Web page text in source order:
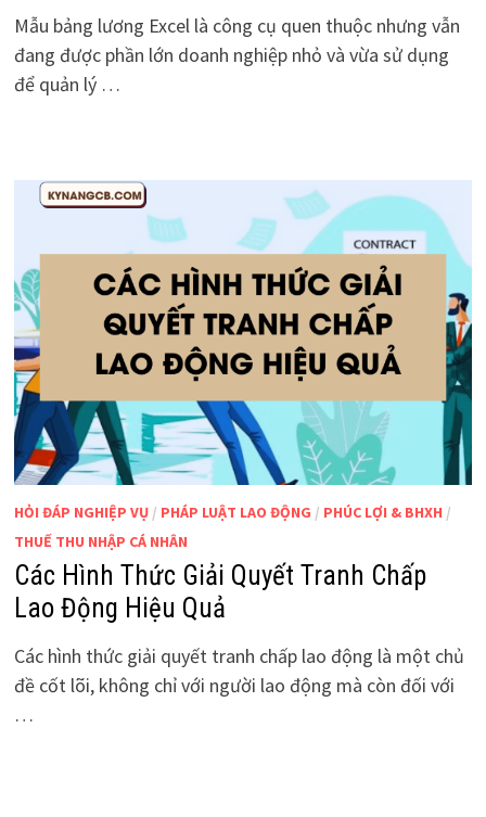
Mẫu bảng lương Excel là công cụ quen thuộc nhưng vẫn
đang được phần lớn doanh nghiệp nhỏ và vừa sử dụng
để quản lý …
HỎI ĐÁP NGHIỆP VỤ/ PHÁP LUẬT LAO ĐỘNG / PHÚC LỢI & BHXH /
THUẾ THU NHẬP CÁ NHÂN
Các Hình Thức Giải Quyết Tranh Chấp
Lao Động Hiệu Quả
Các hình thức giải quyết tranh chấp lao động là một chủ
đề cốt lõi, không chỉ với người lao động mà còn đối với
…